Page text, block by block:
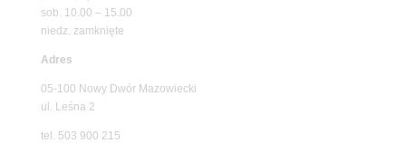
sob. 10.00 – 15.00
niedz. zamknięte
Adres
05-100 Nowy Dwór Mazowiecki
ul. Leśna 2
tel. 503 900 215